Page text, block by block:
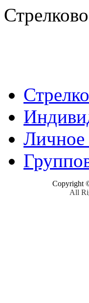
Copyright
All